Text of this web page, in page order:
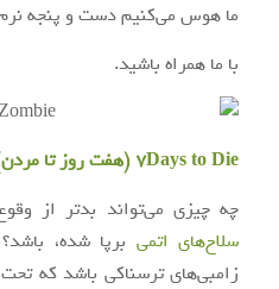
ما هوس می‌کنیم دست و پنجه
با ما همراه باشید.
7Days to Die (هفت روز تا مردن)
چه چیزی می‌تواند بدتر از
سلاح‌های اتمی برپا شده،
زامبی‌های ترسناکی باشد که